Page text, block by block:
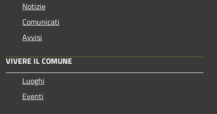
Notizie
Comunicati
Avvisi
VIVERE IL COMUNE
Luoghi
Eventi